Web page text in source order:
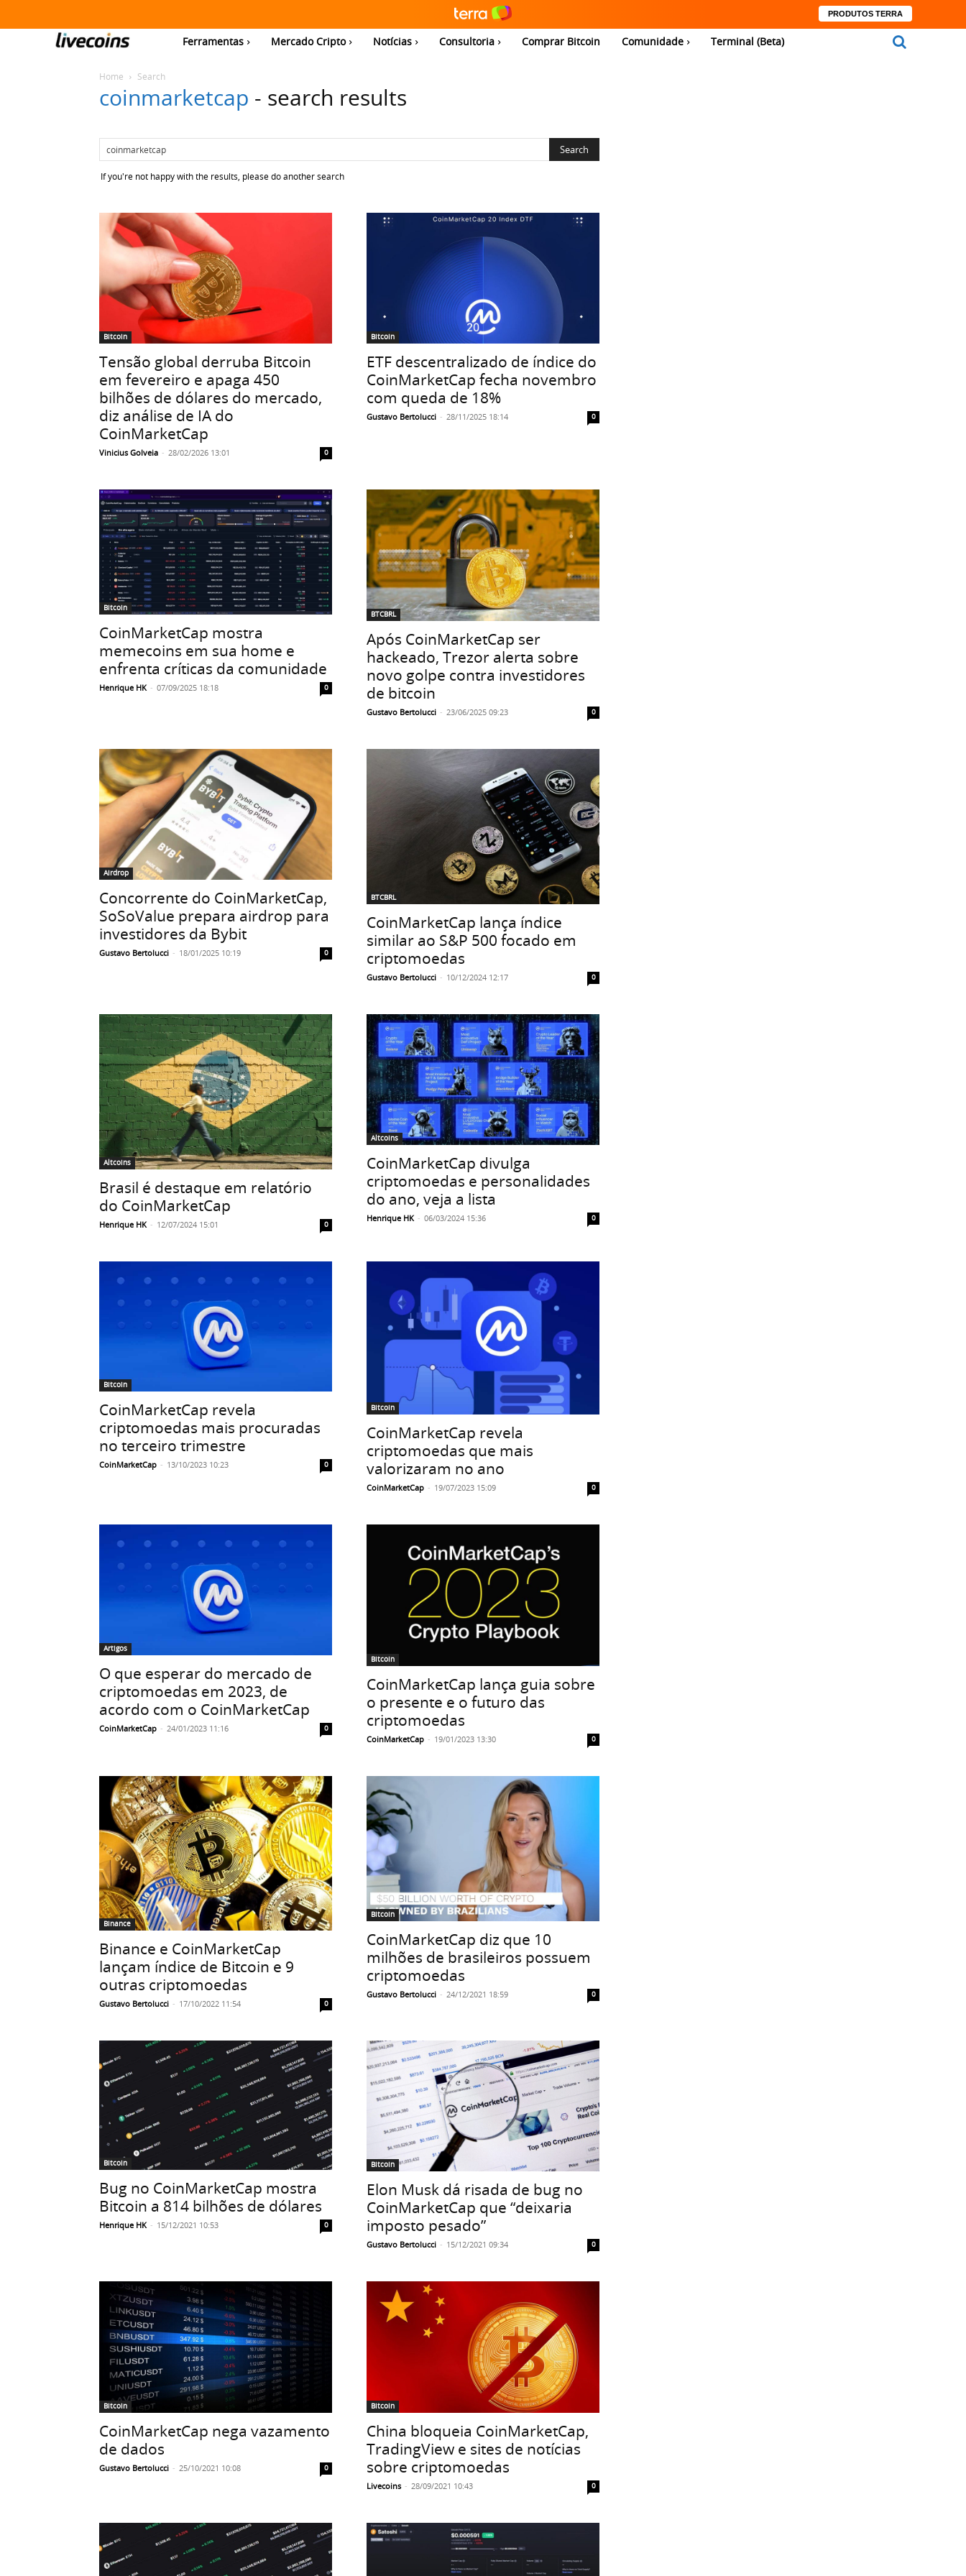
PRODUTOS TERRA
Ferramentas Mercado Cripto Notícias Consultoria Comprar Bitcoin Comunidade Terminal (Beta)
Home Search
coinmarketcap - search results
If you're not happy with the results, please do another search
Bitcoin
Tensão global derruba Bitcoin
em fevereiro e apaga 450
bilhões de dólares do mercado,
diz análise de IA do
CoinMarketCap
Vinicius Golveia - 28/02/2026 13:01 0
Bitcoin
ETF descentralizado de índice do
CoinMarketCap fecha novembro
com queda de 18%
Gustavo Bertolucci - 28/11/2025 18:14 0
Bitcoin
CoinMarketCap mostra
memecoins em sua home e
enfrenta críticas da comunidade
Henrique HK - 07/09/2025 18:18 0
BTCBRL
Após CoinMarketCap ser
hackeado, Trezor alerta sobre
novo golpe contra investidores
de bitcoin
Gustavo Bertolucci - 23/06/2025 09:23 0
Airdrop
Concorrente do CoinMarketCap,
SoSoValue prepara airdrop para
investidores da Bybit
Gustavo Bertolucci - 18/01/2025 10:19 0
BTCBRL
CoinMarketCap lança índice
similar ao S&P 500 focado em
criptomoedas
Gustavo Bertolucci - 10/12/2024 12:17 0
Altcoins
Brasil é destaque em relatório
do CoinMarketCap
Henrique HK - 12/07/2024 15:01 0
Altcoins
CoinMarketCap divulga
criptomoedas e personalidades
do ano, veja a lista
Henrique HK - 06/03/2024 15:36 0
Bitcoin
CoinMarketCap revela
criptomoedas mais procuradas
no terceiro trimestre
CoinMarketCap - 13/10/2023 10:23 0
Bitcoin
CoinMarketCap revela
criptomoedas que mais
valorizaram no ano
CoinMarketCap - 19/07/2023 15:09 0
Artigos
O que esperar do mercado de
criptomoedas em 2023, de
acordo com o CoinMarketCap
CoinMarketCap - 24/01/2023 11:16 0
Bitcoin
CoinMarketCap lança guia sobre
o presente e o futuro das
criptomoedas
CoinMarketCap - 19/01/2023 13:30 0
Binance
Binance e CoinMarketCap
lançam índice de Bitcoin e 9
outras criptomoedas
Gustavo Bertolucci - 17/10/2022 11:54 0
Bitcoin
CoinMarketCap diz que 10
milhões de brasileiros possuem
criptomoedas
Gustavo Bertolucci - 24/12/2021 18:59 0
Bitcoin
Bug no CoinMarketCap mostra
Bitcoin a 814 bilhões de dólares
Henrique HK - 15/12/2021 10:53 0
Bitcoin
Elon Musk dá risada de bug no
CoinMarketCap que “deixaria
imposto pesado”
Gustavo Bertolucci - 15/12/2021 09:34 0
Bitcoin
CoinMarketCap nega vazamento
de dados
Gustavo Bertolucci - 25/10/2021 10:08 0
Bitcoin
China bloqueia CoinMarketCap,
TradingView e sites de notícias
sobre criptomoedas
Livecoins - 28/09/2021 10:43 0